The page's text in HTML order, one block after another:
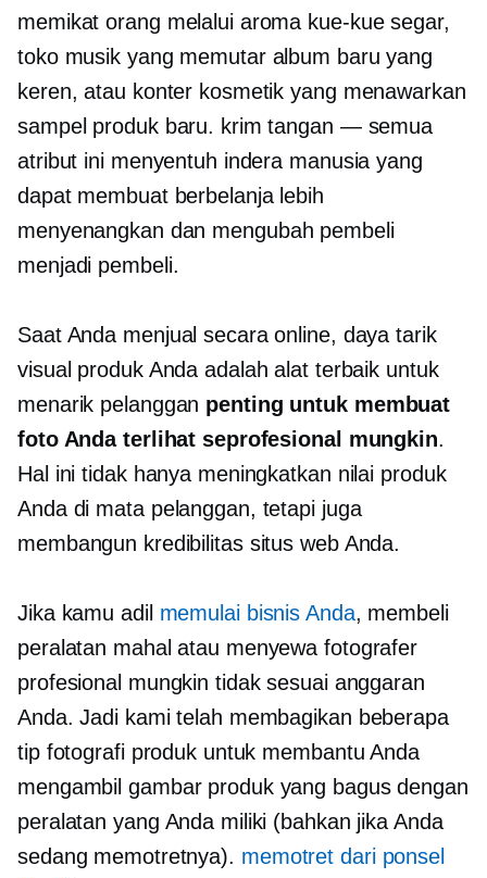
memikat orang melalui aroma kue-kue segar,
toko musik yang memutar album baru yang
keren, atau konter kosmetik yang menawarkan
sampel produk baru. krim tangan — semua
atribut ini menyentuh indera manusia yang
dapat membuat berbelanja lebih
menyenangkan dan mengubah pembeli
menjadi pembeli.
Saat Anda menjual secara online, daya tarik
visual produk Anda adalah alat terbaik untuk
menarik pelanggan penting untuk membuat
foto Anda terlihat seprofesional mungkin.
Hal ini tidak hanya meningkatkan nilai produk
Anda di mata pelanggan, tetapi juga
membangun kredibilitas situs web Anda.
Jika kamu adil memulai bisnis Anda, membeli
peralatan mahal atau menyewa fotografer
profesional mungkin tidak sesuai anggaran
Anda. Jadi kami telah membagikan beberapa
tip fotografi produk untuk membantu Anda
mengambil gambar produk yang bagus dengan
peralatan yang Anda miliki (bahkan jika Anda
sedang memotretnya). memotret dari ponsel